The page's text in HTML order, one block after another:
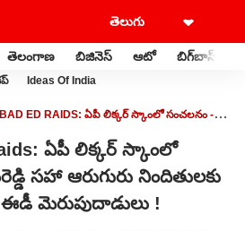
తెలంగాణ బిజినెస్ ఆటో బిగ్‌బాస్
Ideas Of India
ED RAIDS: ఏపీ లిక్కర్ స్కాంలో సంచలనం -
ఏపీ లిక్కర్ స్కాంలో
సహా ఆరుగురు నిందితులకు
మెరుపుదాడులు !